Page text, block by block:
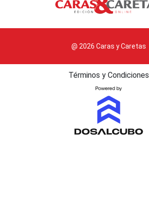
@ 2026 Caras y Caretas
Términos y Condiciones